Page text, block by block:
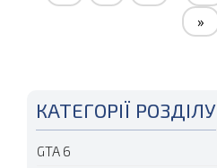
»
КАТЕГОРІЇ РОЗДІЛУ
GTA 6